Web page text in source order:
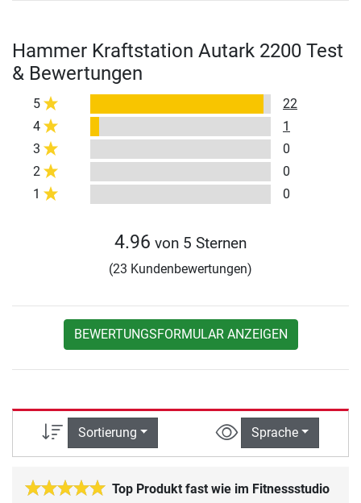
Hammer Kraftstation Autark 2200 Test
& Bewertungen
5
22
4
1
3
0
2
0
1
0
4.96 von 5 Sternen
(23 Kundenbewertungen)
BEWERTUNGSFORMULAR ANZEIGEN
Sortierung Sprache
Top Produkt fast wie im Fitnessstudio